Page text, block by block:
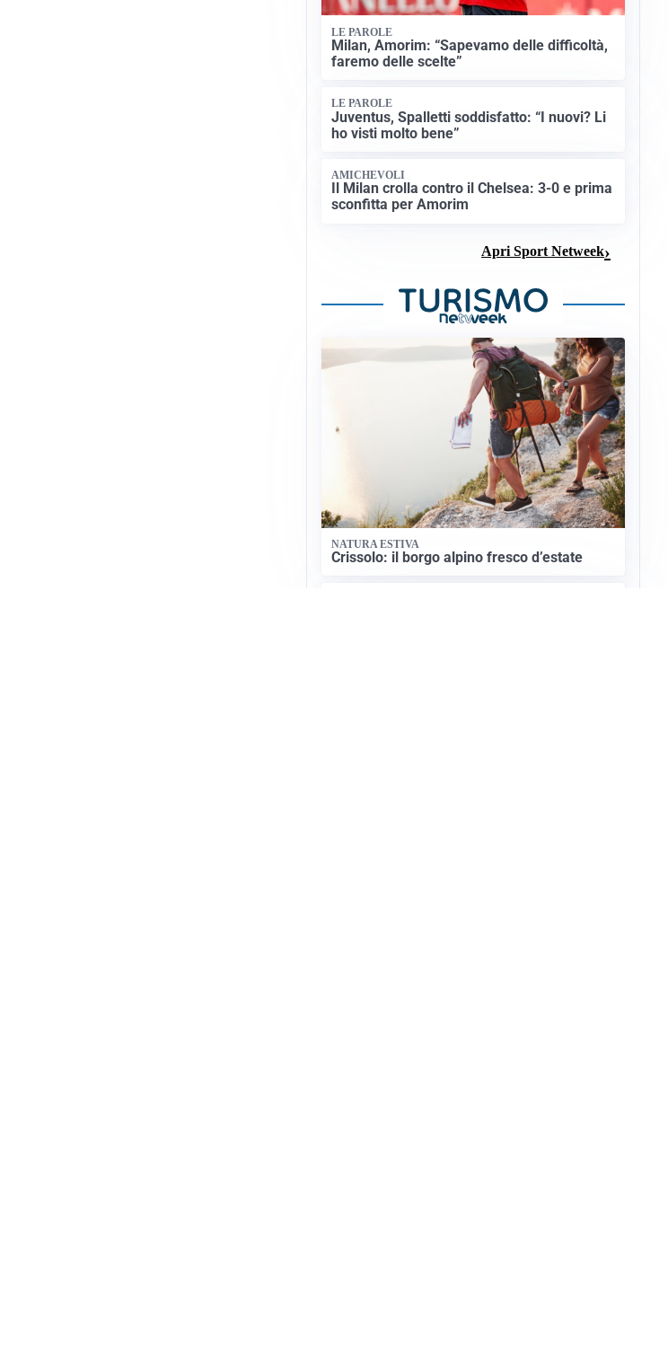
LE PAROLE
Milan, Amorim: “Sapevamo delle difficoltà,
faremo delle scelte”
LE PAROLE
Juventus, Spalletti soddisfatto: “I nuovi? Li
ho visti molto bene”
AMICHEVOLI
Il Milan crolla contro il Chelsea: 3-0 e prima
sconfitta per Amorim
Apri Sport Netweek
NATURA ESTIVA
Crissolo: il borgo alpino fresco d’estate